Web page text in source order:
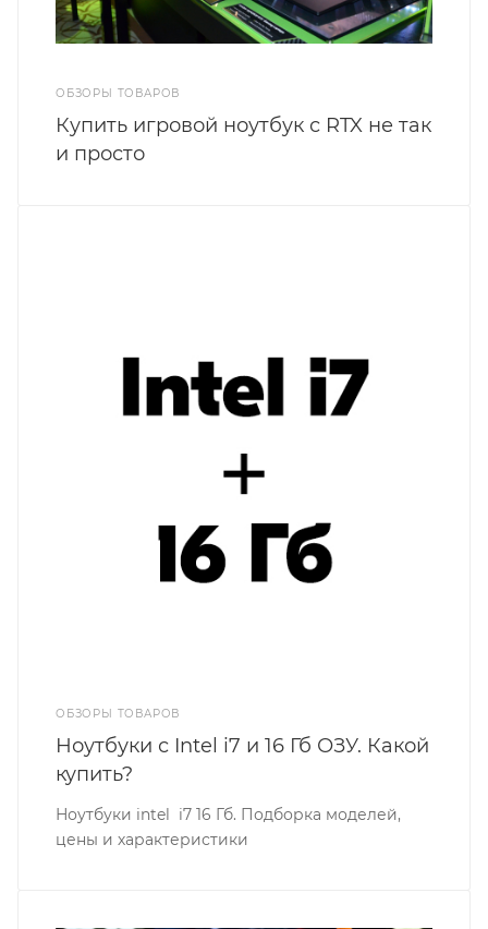
ОБЗОРЫ ТОВАРОВ
Купить игровой ноутбук с RTX не так
и просто
ОБЗОРЫ ТОВАРОВ
Ноутбуки с Intel i7 и 16 Гб ОЗУ. Какой
купить?
Ноутбуки intel i7 16 Гб. Подборка моделей,
цены и характеристики